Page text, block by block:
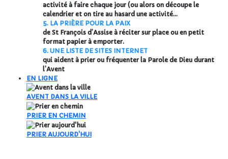
activité à faire chaque jour (ou alors on découpe le
calendrier et on tire au hasard une activité…
5. LA PRIÈRE POUR LA PAIX
de St François d’Assise à réciter sur place ou en petit
format papier à emporter.
6. UNE LISTE DE SITES INTERNET
qui aident à prier ou fréquenter la Parole de Dieu durant
l’Avent
EN LIGNE
AVENT DANS LA VILLE
PRIER EN CHEMIN
PRIER AUJOURD'HUI